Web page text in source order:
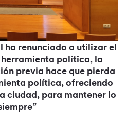
ha renunciado a utilizar el
política, la
previa hace que pierda
política, ofreciendo
ciudad, para mantener lo